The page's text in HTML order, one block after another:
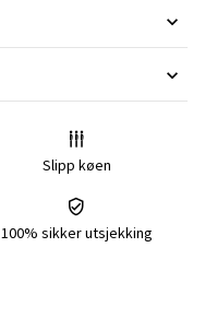
Slipp køen
100% sikker utsjekking